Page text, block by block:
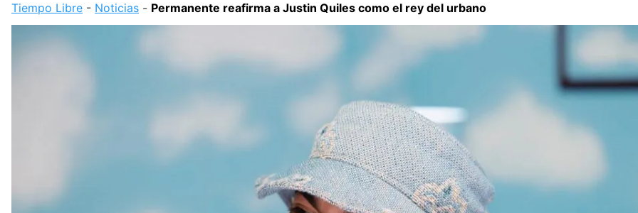
Tiempo Libre - Noticias - Permanente reafirma a Justin Quiles como el rey del urbano